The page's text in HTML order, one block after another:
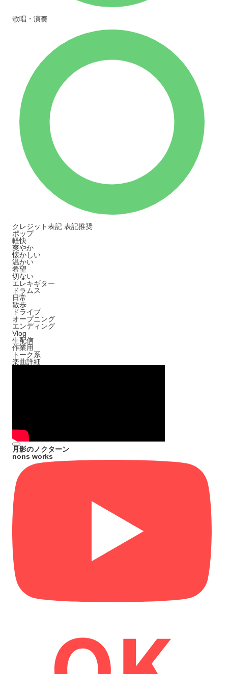
歌唱・演奏
クレジット表記 表記推奨
ポップ
軽快
爽やか
懐かしい
温かい
希望
切ない
エレキギター
ドラムス
日常
散歩
ドライブ
オープニング
エンディング
Vlog
生配信
作業用
トーク系
楽曲詳細
月影のノクターン
nons works